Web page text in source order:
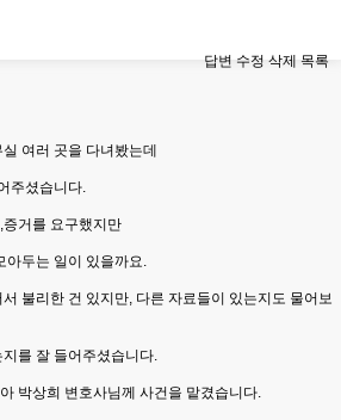
답변 수정 삭제 목록
여러 곳을 다녀봤는데
주셨습니다.
거를 요구했지만
아두는 일이 있을까요.
불리한 건 있지만, 다른 자료들이 있는지도 물어보
를 잘 들어주셨습니다.
박상희 변호사님께 사건을 맡겼습니다.